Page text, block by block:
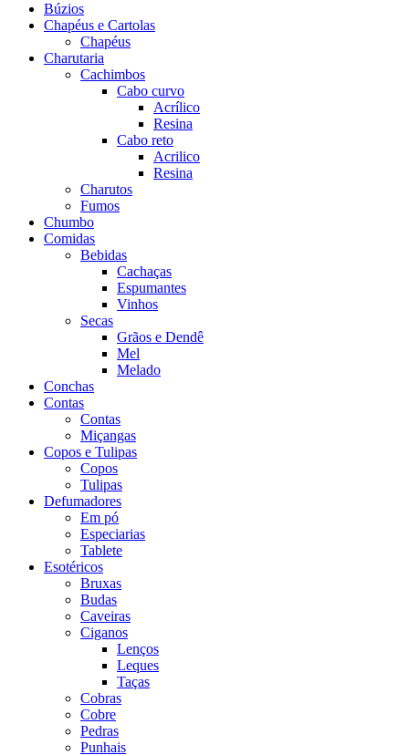
Búzios
Chapéus e Cartolas
Chapéus
Charutaria
Cachimbos
Cabo curvo
Acrílico
Resina
Cabo reto
Acrilico
Resina
Charutos
Fumos
Chumbo
Comidas
Bebidas
Cachaças
Espumantes
Vinhos
Secas
Grãos e Dendê
Mel
Melado
Conchas
Contas
Contas
Miçangas
Copos e Tulipas
Copos
Tulipas
Defumadores
Em pó
Especiarias
Tablete
Esotéricos
Bruxas
Budas
Caveiras
Ciganos
Lenços
Leques
Taças
Cobras
Cobre
Pedras
Punhais